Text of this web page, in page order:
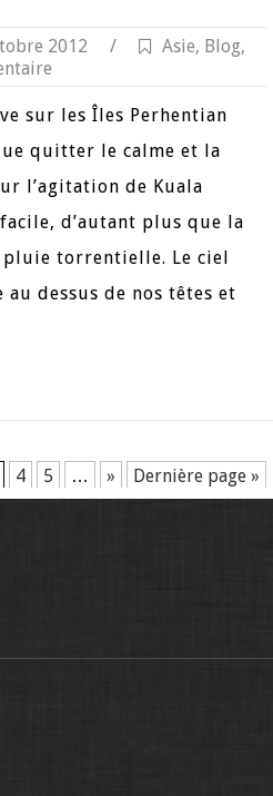
2012 / Asie, Blog,
sur les Îles Perhentian
quitter le calme et la
l’agitation de Kuala
d’autant plus que la
torrentielle. Le ciel
dessus de nos têtes et
4 5 … » Dernière page »